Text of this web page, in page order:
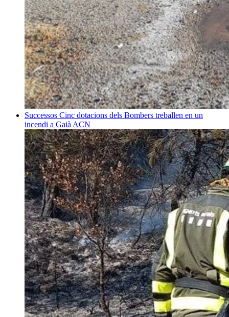
Successos Cinc dotacions dels Bombers treballen en un
incendi a Gaià ACN